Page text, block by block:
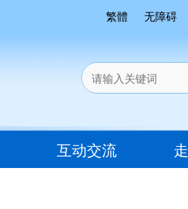
繁體 无障碍
互动交流